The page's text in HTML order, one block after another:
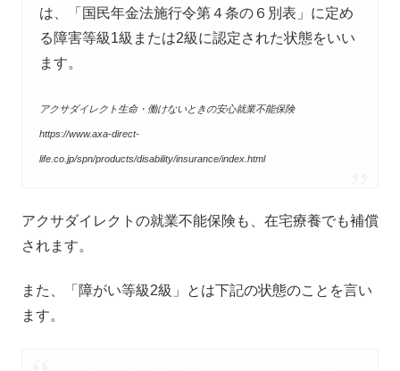
は、「国民年金法施行令第４条の６別表」に定め
る障害等級1級または2級に認定された状態をいい
ます。
アクサダイレクト生命・働けないときの安心就業不能保険
https://www.axa-direct-
life.co.jp/spn/products/disability/insurance/index.html
アクサダイレクトの就業不能保険も、在宅療養でも補償
されます。
また、「障がい等級2級」とは下記の状態のことを言い
ます。